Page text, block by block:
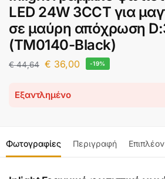
LED 24W 3CCT για
σε μαύρη απόχρωση
(TM0140-Black)
€44,64 € 36,00 -19%
Εξαντλημένο
Φωτογραφίες Περιγραφή